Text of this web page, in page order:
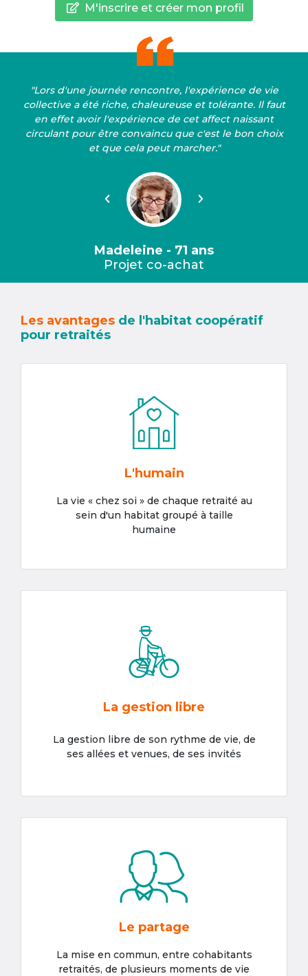
M'inscrire et créer mon profil
"Lors d'une journée rencontre, l'expérience de vie
collective a été riche, chaleureuse et tolérante. Il faut
en effet avoir l'expérience de cet affect naissant
circulant pour être convaincu que c'est le bon choix
et que cela peut marcher."
Précédent Suivant
Madeleine - 71 ans
Projet co-achat
Les avantages de l'habitat coopératif
pour retraités
L'humain
La vie « chez soi » de chaque retraité au
sein d'un habitat groupé à taille
humaine
La gestion libre
La gestion libre de son rythme de vie, de
ses allées et venues, de ses invités
Le partage
La mise en commun, entre cohabitants
retraités, de plusieurs moments de vie